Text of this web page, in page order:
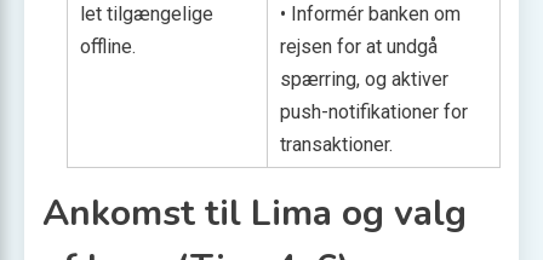
let tilgængelige
offline.
• Informér banken om
rejsen for at undgå
spærring, og aktiver
push-notifikationer for
transaktioner.
Ankomst til Lima og valg